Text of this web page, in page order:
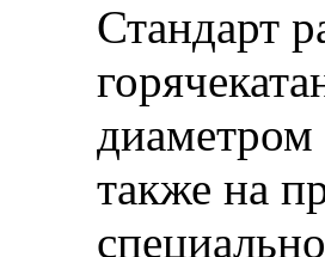
Стандарт
также на